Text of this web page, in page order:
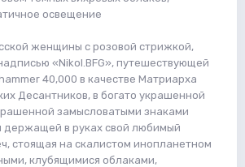
освещение
женщины с розовой стрижкой,
«Nikol.BFG», путешествующей
40,000 в качестве Матриарха
Десантников, в богато украшенной
замысловатыми знаками
держащей в руках свой любимый
стоящая на скалистом инопланетном
клубящимися облаками,